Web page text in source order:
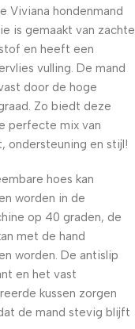
Viviana hondenmand
is gemaakt van zachte
en heeft een
vulling. De mand
door de hoge
Zo biedt deze
perfecte mix van
ondersteuning en stijl!
hoes kan
worden in de
op 40 graden, de
met de hand
worden. De antislip
en het vast
kussen zorgen
de mand stevig blijft